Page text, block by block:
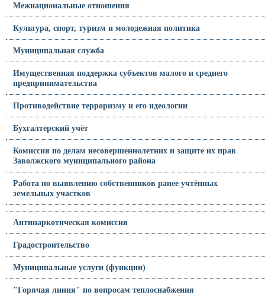
Межнациональные отношения
Культура, спорт, туризм и молодежная политика
Муниципальная служба
Имущественная поддержка субъектов малого и среднего
предпринимательства
Противодействие терроризму и его идеологии
Бухгалтерский учёт
Комиссия по делам несовершеннолетних и защите их прав
Заволжского муниципального района
Работа по выявлению собственников ранее учтённых
земельных участков
Антинаркотическая комиссия
Градостроительство
Муниципальные услуги (функции)
"Горячая линия" по вопросам теплоснабжения